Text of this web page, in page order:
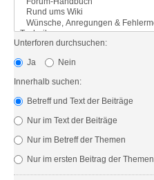
Unterforen durchsuchen:
Ja
Nein
Innerhalb suchen:
Betreff und Text der Beiträge
Nur im Text der Beiträge
Nur im Betreff der Themen
Nur im ersten Beitrag der Themen